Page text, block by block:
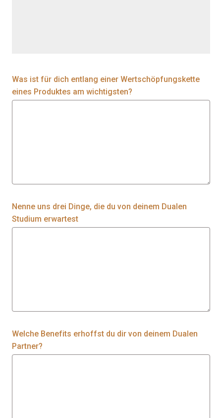
Was ist für dich entlang einer Wertschöpfungskette
eines Produktes am wichtigsten?
Nenne uns drei Dinge, die du von deinem Dualen
Studium erwartest
Welche Benefits erhoffst du dir von deinem Dualen
Partner?